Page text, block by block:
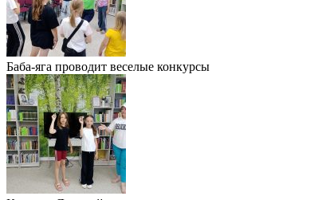
Баба-яга проводит веселые конкурсы